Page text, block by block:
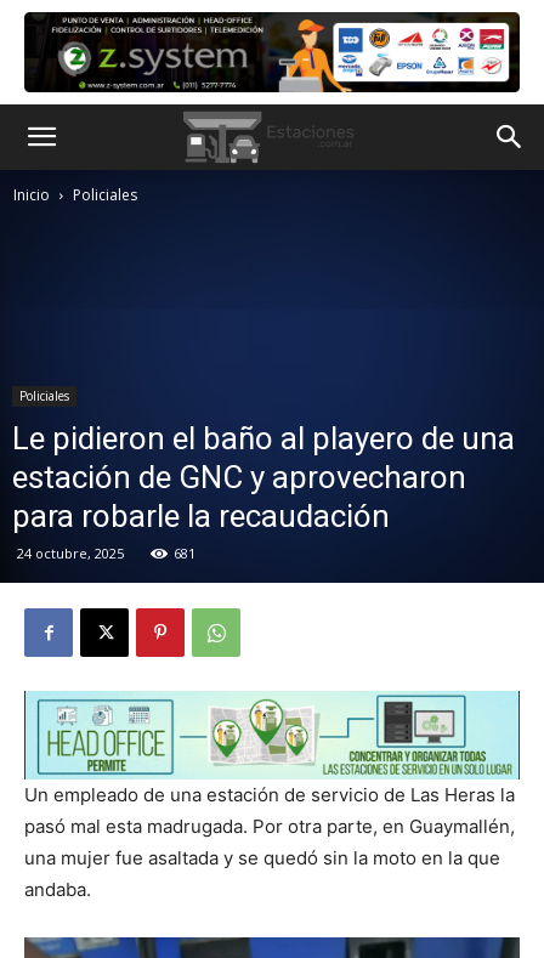
Inicio Policiales
Policiales
Le pidieron el baño al playero de una
estación de GNC y aprovecharon
para robarle la recaudación
24 octubre, 2025 681
Un empleado de una estación de servicio de Las Heras la
pasó mal esta madrugada. Por otra parte, en Guaymallén,
una mujer fue asaltada y se quedó sin la moto en la que
andaba.